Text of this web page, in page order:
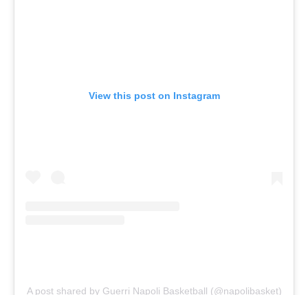
View this post on Instagram
A post shared by Guerri Napoli Basketball (@napolibasket)